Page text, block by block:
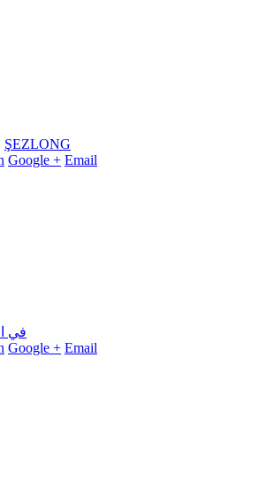
ŞEZLONG
Google + Email
في
Google + Email